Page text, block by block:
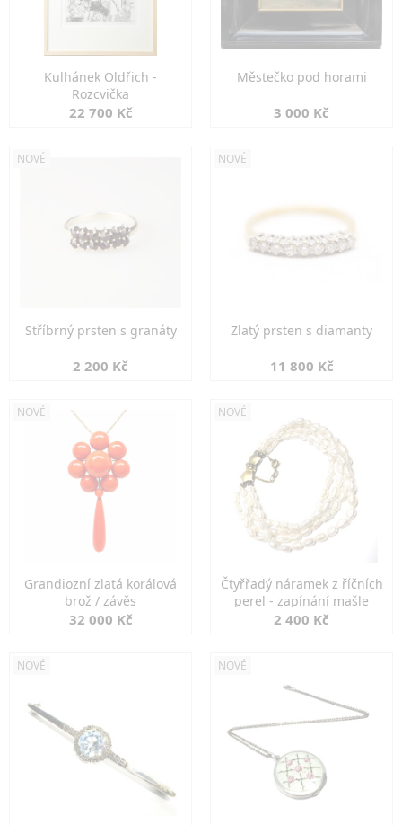
Kulhánek Oldřich -
Rozcvička
22 700 Kč
Městečko pod horami
3 000 Kč
NOVÉ
Stříbrný prsten s granáty
2 200 Kč
NOVÉ
Zlatý prsten s diamanty
11 800 Kč
NOVÉ
Grandiozní zlatá korálová
brož / závěs
32 000 Kč
NOVÉ
Čtyřřadý náramek z říčních
perel - zapínání mašle
2 400 Kč
NOVÉ NOVÉ